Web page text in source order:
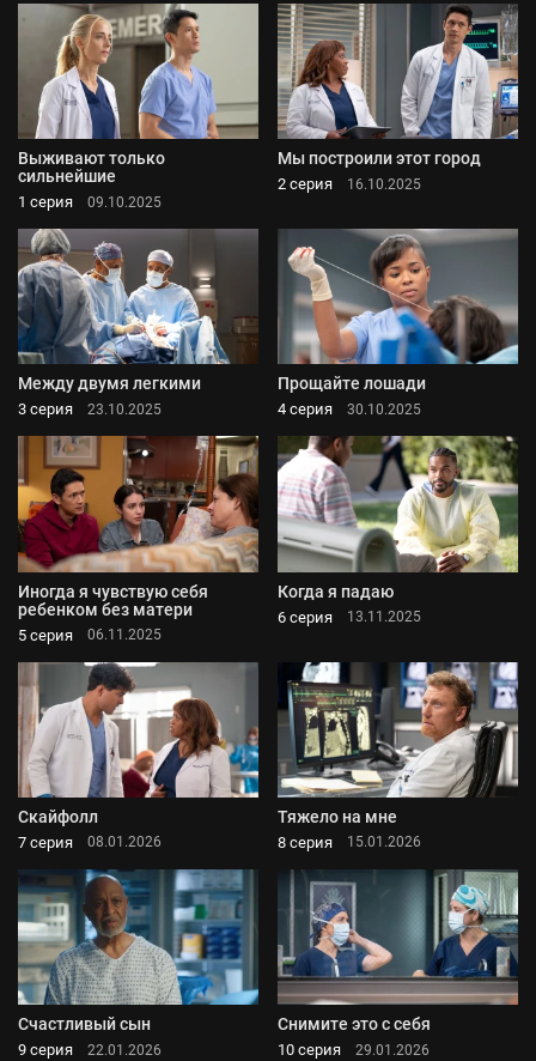
Выживают только
сильнейшие
1 серия 09.10.2025
Мы построили этот город
2 серия 16.10.2025
Между двумя легкими
3 серия 23.10.2025
Прощайте лошади
4 серия 30.10.2025
Иногда я чувствую себя
ребенком без матери
5 серия 06.11.2025
Когда я падаю
6 серия 13.11.2025
Скайфолл
7 серия 08.01.2026
Тяжело на мне
8 серия 15.01.2026
Счастливый сын
9 серия 22.01.2026
Снимите это с себя
10 серия 29.01.2026